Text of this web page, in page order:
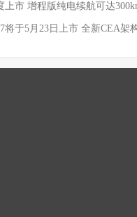
上市 增程版纯电续航可达
将于5月23日上市 全新CEA架